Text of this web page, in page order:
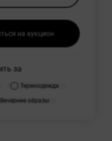
на аукцион
за
Термоодежда
Вечерние образы